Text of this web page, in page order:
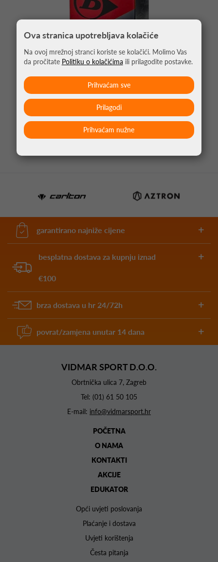
LOPTICE ZA STOLNI TENIS DUNLOP CLUB
CHAMP 6KOM NARANČASTA
4,99 €
garantirano najniže cijene
besplatna dostava za kupnju iznad
€100
brza dostava u hr 24/72h
povrat/zamjena unutar 14 dana
VIDMAR SPORT D.O.O.
Obrtnička ulica 7, Zagreb
Tel: (01) 61 50 105
E-mail: info@vidmarsport.hr
POČETNA
O NAMA
KONTAKTI
AKCIJE
EDUKATOR
Opći uvjeti poslovanja
Plaćanje i dostava
Uvjeti korištenja
Česta pitanja
Ova stranica upotrebljava kolačiće
Na ovoj mrežnoj stranci koriste se kolačići. Molimo Vas
da pročitate Politiku o kolačićima ili prilagodite postavke.
Prihvaćam nužne
Prilagodi
Prihvaćam sve